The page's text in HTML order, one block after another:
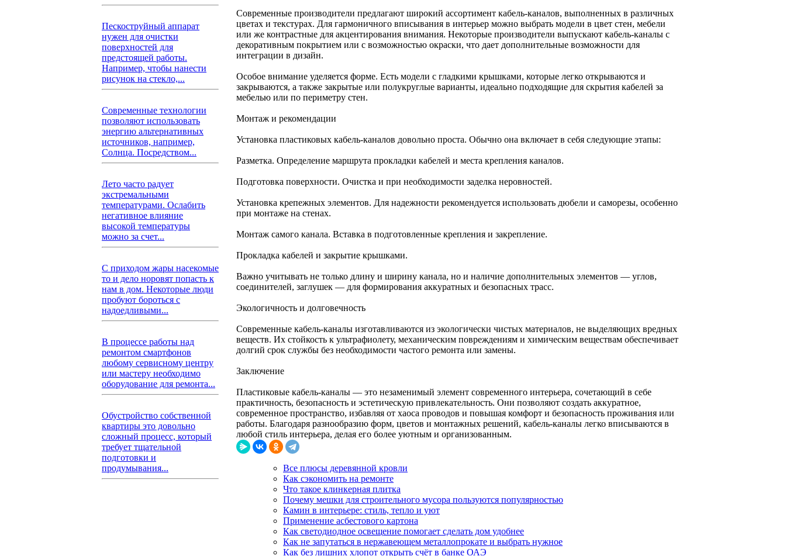
Пескоструйный аппарат
нужен для очистки
поверхностей для
предстоящей работы.
Например, чтобы нанести
рисунок на стекло,...
Современные технологии
позволяют использовать
энергию альтернативных
источников, например,
Солнца. Посредством...
Лето часто радует
экстремальными
температурами. Ослабить
негативное влияние
высокой температуры
можно за счет...
С приходом жары насекомые
то и дело норовят попасть к
нам в дом. Некоторые люди
пробуют бороться с
надоедливыми...
В процессе работы над
ремонтом смартфонов
любому сервисному центру
или мастеру необходимо
оборудование для ремонта...
Обустройство собственной
квартиры это довольно
сложный процесс, который
требует тщательной
подготовки и
продумывания...
Современные производители предлагают широкий ассортимент кабель-каналов, выполненных в различных
цветах и текстурах. Для гармоничного вписывания в интерьер можно выбрать модели в цвет стен, мебели
или же контрастные для акцентирования внимания. Некоторые производители выпускают кабель-каналы с
декоративным покрытием или с возможностью окраски, что дает дополнительные возможности для
интеграции в дизайн.
Особое внимание уделяется форме. Есть модели с гладкими крышками, которые легко открываются и
закрываются, а также закрытые или полукруглые варианты, идеально подходящие для скрытия кабелей за
мебелью или по периметру стен.
Монтаж и рекомендации
Установка пластиковых кабель-каналов довольно проста. Обычно она включает в себя следующие этапы:
Разметка. Определение маршрута прокладки кабелей и места крепления каналов.
Подготовка поверхности. Очистка и при необходимости заделка неровностей.
Установка крепежных элементов. Для надежности рекомендуется использовать дюбели и саморезы, особенно
при монтаже на стенах.
Монтаж самого канала. Вставка в подготовленные крепления и закрепление.
Прокладка кабелей и закрытие крышками.
Важно учитывать не только длину и ширину канала, но и наличие дополнительных элементов — углов,
соединителей, заглушек — для формирования аккуратных и безопасных трасс.
Экологичность и долговечность
Современные кабель-каналы изготавливаются из экологически чистых материалов, не выделяющих вредных
веществ. Их стойкость к ультрафиолету, механическим повреждениям и химическим веществам обеспечивает
долгий срок службы без необходимости частого ремонта или замены.
Заключение
Пластиковые кабель-каналы — это незаменимый элемент современного интерьера, сочетающий в себе
практичность, безопасность и эстетическую привлекательность. Они позволяют создать аккуратное,
современное пространство, избавляя от хаоса проводов и повышая комфорт и безопасность проживания или
работы. Благодаря разнообразию форм, цветов и монтажных решений, кабель-каналы легко вписываются в
любой стиль интерьера, делая его более уютным и организованным.
Все плюсы деревянной кровли
Как сэкономить на ремонте
Что такое клинкерная плитка
Почему мешки для строительного мусора пользуются популярностью
Камин в интерьере: стиль, тепло и уют
Применение асбестового картона
Как светодиодное освещение помогает сделать дом удобнее
Как не запутаться в нержавеющем металлопрокате и выбрать нужное
Как без лишних хлопот открыть счёт в банке ОАЭ